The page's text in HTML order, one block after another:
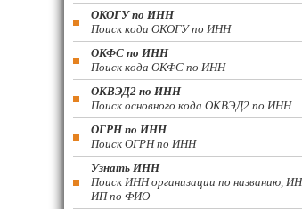
ОКОГУ по ИНН
Поиск кода ОКОГУ по ИНН
ОКФС по ИНН
Поиск кода ОКФС по ИНН
ОКВЭД2 по ИНН
Поиск основного кода ОКВЭД2 по ИНН
ОГРН по ИНН
Поиск ОГРН по ИНН
Узнать ИНН
Поиск ИНН организации по названию,
ИП по ФИО